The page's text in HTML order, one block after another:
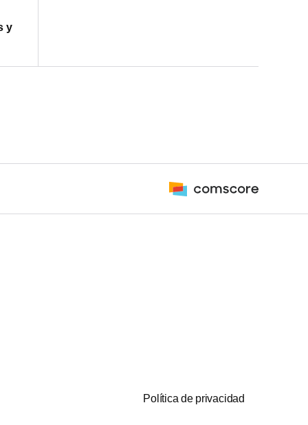
y
Política de privacidad